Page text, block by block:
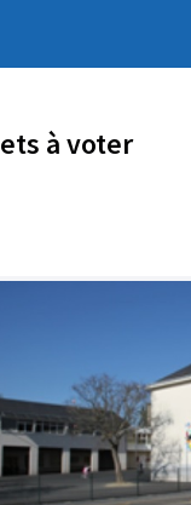
à voter